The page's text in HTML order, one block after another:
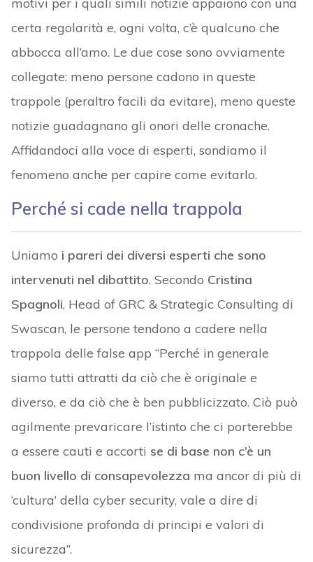
certa regolarità e, ogni volta, c’è qualcuno che
abbocca all’amo. Le due cose sono ovviamente
collegate: meno persone cadono in queste
trappole (peraltro facili da evitare), meno queste
notizie guadagnano gli onori delle cronache.
Affidandoci alla voce di esperti, sondiamo il
fenomeno anche per capire come evitarlo.
Perché si cade nella trappola
Uniamo i pareri dei diversi esperti che sono
intervenuti nel dibattito. Secondo Cristina
Spagnoli, Head of GRC & Strategic Consulting di
Swascan, le persone tendono a cadere nella
trappola delle false app “Perché in generale
siamo tutti attratti da ciò che è originale e
diverso, e da ciò che è ben pubblicizzato. Ciò può
agilmente prevaricare l’istinto che ci porterebbe
a essere cauti e accorti se di base non c’è un
buon livello di consapevolezza ma ancor di più di
‘cultura’ della cyber security, vale a dire di
condivisione profonda di principi e valori di
sicurezza”.